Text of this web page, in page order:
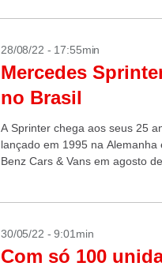
28/08/22 - 17:55min
Mercedes
no Brasil
A Sprinter chega aos seus 25
lançado em 1995 na
Benz Cars & Vans em agosto
30/05/22 - 9:01min
Com só 100